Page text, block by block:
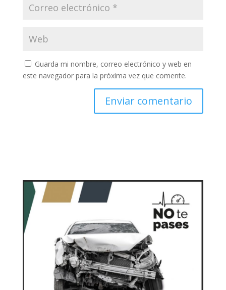
Guarda mi nombre, correo electrónico y web en
este navegador para la próxima vez que comente.